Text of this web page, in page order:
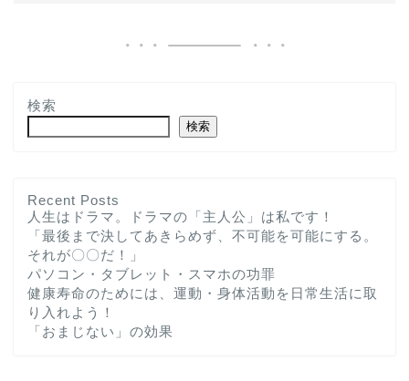
検索
検索
Recent Posts
人生はドラマ。ドラマの「主人公」は私です！
「最後まで決してあきらめず、不可能を可能にする。
それが〇〇だ！」
パソコン・タブレット・スマホの功罪
健康寿命のためには、運動・身体活動を日常生活に取
り入れよう！
「おまじない」の効果
ホーム
プロフィール